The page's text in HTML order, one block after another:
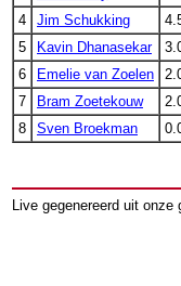
4
Jim Schukking
5
Kavin Dhanasekar
6
Emelie van Zoelen
7
Bram Zoetekouw
8
Sven Broekman
Live gegenereerd uit onze